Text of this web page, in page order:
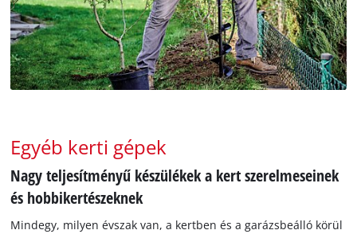
Egyéb kerti gépek
Nagy teljesítményű készülékek a kert szerelmeseinek
és hobbikertészeknek
Mindegy, milyen évszak van, a kertben és a garázsbeálló körül